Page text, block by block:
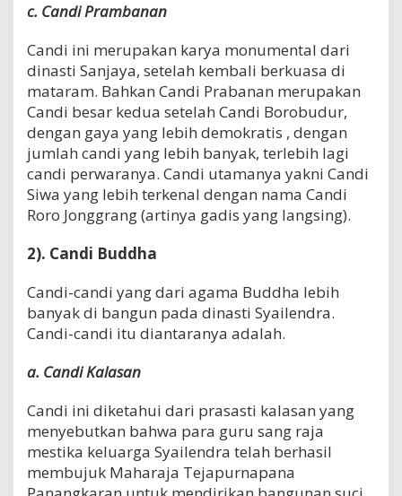
c. Candi Prambanan
Candi ini merupakan karya monumental dari
dinasti Sanjaya, setelah kembali berkuasa di
mataram. Bahkan Candi Prabanan merupakan
Candi besar kedua setelah Candi Borobudur,
dengan gaya yang lebih demokratis , dengan
jumlah candi yang lebih banyak, terlebih lagi
candi perwaranya. Candi utamanya yakni Candi
Siwa yang lebih terkenal dengan nama Candi
Roro Jonggrang (artinya gadis yang langsing).
2). Candi Buddha
Candi-candi yang dari agama Buddha lebih
banyak di bangun pada dinasti Syailendra.
Candi-candi itu diantaranya adalah.
a. Candi Kalasan
Candi ini diketahui dari prasasti kalasan yang
menyebutkan bahwa para guru sang raja
mestika keluarga Syailendra telah berhasil
membujuk Maharaja Tejapurnapana